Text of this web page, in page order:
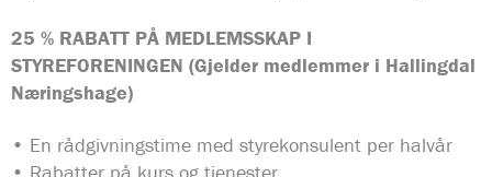
25 % RABATT PÅ MEDLEMSSKAP I
STYREFORENINGEN (Gjelder medlemmer i Hallingdal
Næringshage)
• En rådgivningstime med styrekonsulent per halvår